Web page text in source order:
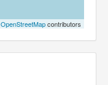
OpenStreetMapcontributors